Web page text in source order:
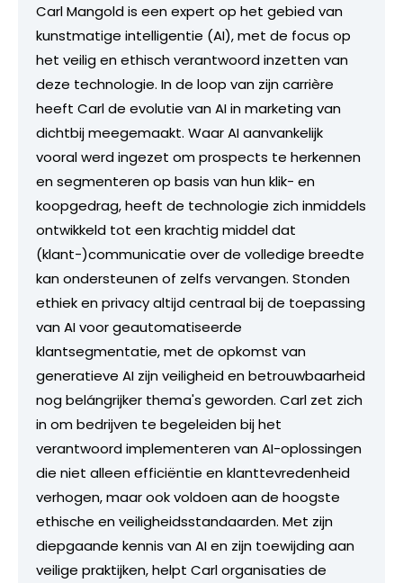
Carl Mangold is een expert op het gebied van
kunstmatige intelligentie (AI), met de focus op
het veilig en ethisch verantwoord inzetten van
deze technologie. In de loop van zijn carrière
heeft Carl de evolutie van AI in marketing van
dichtbij meegemaakt. Waar AI aanvankelijk
vooral werd ingezet om prospects te herkennen
en segmenteren op basis van hun klik- en
koopgedrag, heeft de technologie zich inmiddels
ontwikkeld tot een krachtig middel dat
(klant-)communicatie over de volledige breedte
kan ondersteunen of zelfs vervangen. Stonden
ethiek en privacy altijd centraal bij de toepassing
van AI voor geautomatiseerde
klantsegmentatie, met de opkomst van
generatieve AI zijn veiligheid en betrouwbaarheid
nog belángrijker thema's geworden. Carl zet zich
in om bedrijven te begeleiden bij het
verantwoord implementeren van AI-oplossingen
die niet alleen efficiëntie en klanttevredenheid
verhogen, maar ook voldoen aan de hoogste
ethische en veiligheidsstandaarden. Met zijn
diepgaande kennis van AI en zijn toewijding aan
veilige praktijken, helpt Carl organisaties de